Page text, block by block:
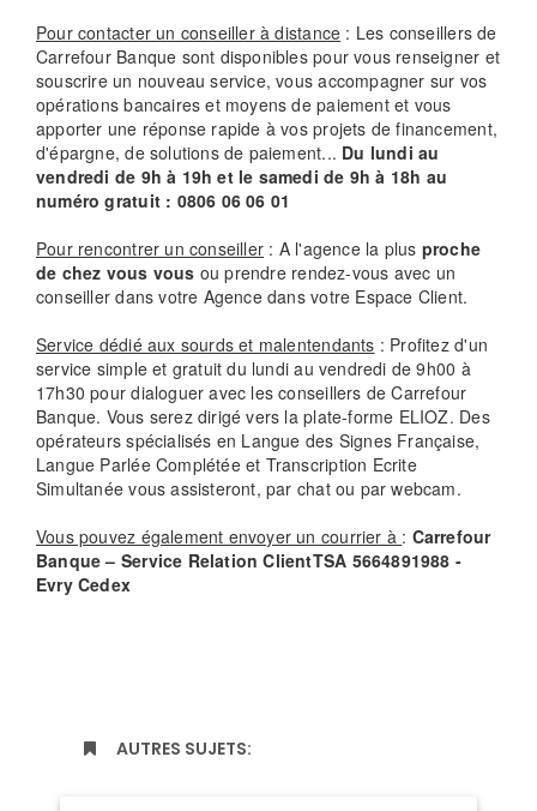
Pour contacter un conseiller à distance : Les conseillers de
Carrefour Banque sont disponibles pour vous renseigner et
souscrire un nouveau service, vous accompagner sur vos
opérations bancaires et moyens de paiement et vous
apporter une réponse rapide à vos projets de financement,
d'épargne, de solutions de paiement... Du lundi au
vendredi de 9h à 19h et le samedi de 9h à 18h au
numéro gratuit : 0806 06 06 01
Pour rencontrer un conseiller : A l'agence la plus proche
de chez vous vous ou prendre rendez-vous avec un
conseiller dans votre Agence dans votre Espace Client.
Service dédié aux sourds et malentendants : Profitez d'un
service simple et gratuit du lundi au vendredi de 9h00 à
17h30 pour dialoguer avec les conseillers de Carrefour
Banque. Vous serez dirigé vers la plate-forme ELIOZ. Des
opérateurs spécialisés en Langue des Signes Française,
Langue Parlée Complétée et Transcription Ecrite
Simultanée vous assisteront, par chat ou par webcam.
Vous pouvez également envoyer un courrier à : Carrefour
Banque – Service Relation ClientTSA 5664891988 -
Evry Cedex
AUTRES SUJETS: